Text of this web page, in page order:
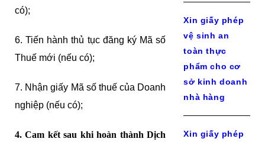
có);
6. Tiến hành thủ tục đăng ký Mã số
Thuế mới (nếu có);
7. Nhận giấy Mã số thuế của Doanh
nghiệp (nếu có);
4. Cam kết sau khi hoàn thành Dịch
Xin giấy phép
vệ sinh an
toàn thực
phẩm cho cơ
sở kinh doanh
nhà hàng
Xin giấy phép